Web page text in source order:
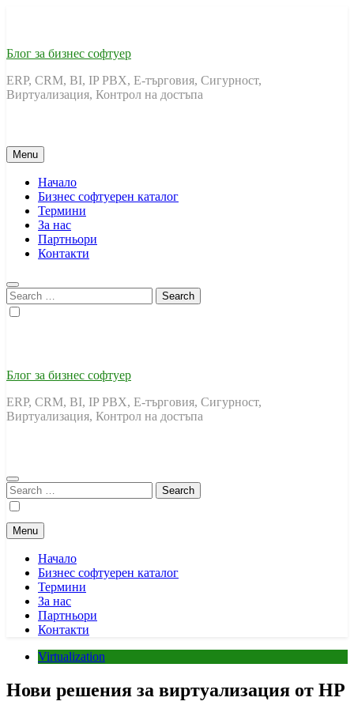
Блог за бизнес софтуер
ERP, CRM, BI, IP PBX, Е-търговия, Сигурност,
Виртуализация, Контрол на достъпа
Menu
Начало
Бизнес софтуерен каталог
Термини
За нас
Партньори
Контакти
Search
for:
Блог за бизнес софтуер
ERP, CRM, BI, IP PBX, Е-търговия, Сигурност,
Виртуализация, Контрол на достъпа
Search
for:
Menu
Начало
Бизнес софтуерен каталог
Термини
За нас
Партньори
Контакти
Virtualization
Нови решения за виртуализация от HP